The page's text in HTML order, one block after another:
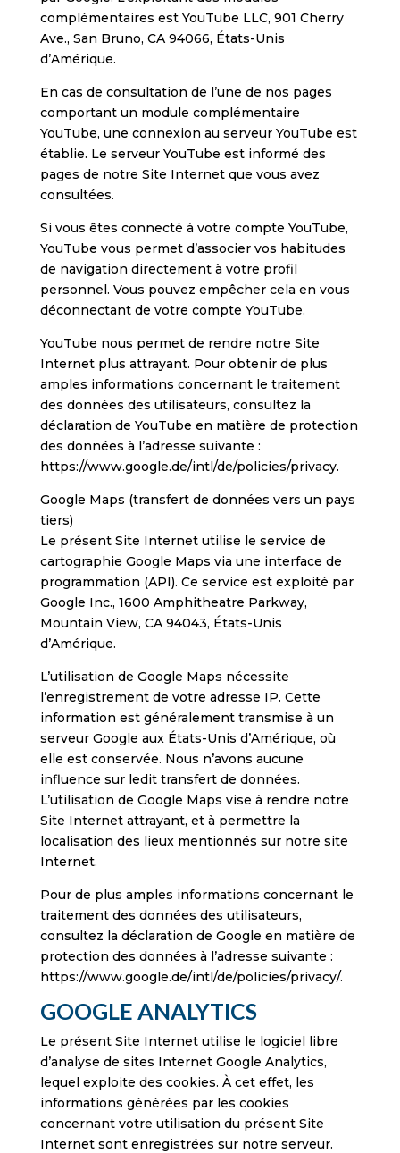
complémentaires est YouTube LLC, 901 Cherry
Ave., San Bruno, CA 94066, États-Unis
d’Amérique.
En cas de consultation de l’une de nos pages
comportant un module complémentaire
YouTube, une connexion au serveur YouTube est
établie. Le serveur YouTube est informé des
pages de notre Site Internet que vous avez
consultées.
Si vous êtes connecté à votre compte YouTube,
YouTube vous permet d’associer vos habitudes
de navigation directement à votre profil
personnel. Vous pouvez empêcher cela en vous
déconnectant de votre compte YouTube.
YouTube nous permet de rendre notre Site
Internet plus attrayant. Pour obtenir de plus
amples informations concernant le traitement
des données des utilisateurs, consultez la
déclaration de YouTube en matière de protection
des données à l’adresse suivante :
https://www.google.de/intl/de/policies/privacy.
Google Maps (transfert de données vers un pays
tiers)
Le présent Site Internet utilise le service de
cartographie Google Maps via une interface de
programmation (API). Ce service est exploité par
Google Inc., 1600 Amphitheatre Parkway,
Mountain View, CA 94043, États-Unis
d’Amérique.
L’utilisation de Google Maps nécessite
l’enregistrement de votre adresse IP. Cette
information est généralement transmise à un
serveur Google aux États-Unis d’Amérique, où
elle est conservée. Nous n’avons aucune
influence sur ledit transfert de données.
L’utilisation de Google Maps vise à rendre notre
Site Internet attrayant, et à permettre la
localisation des lieux mentionnés sur notre site
Internet.
Pour de plus amples informations concernant le
traitement des données des utilisateurs,
consultez la déclaration de Google en matière de
protection des données à l’adresse suivante :
https://www.google.de/intl/de/policies/privacy/.
GOOGLE ANALYTICS
Le présent Site Internet utilise le logiciel libre
d’analyse de sites Internet Google Analytics,
lequel exploite des cookies. À cet effet, les
informations générées par les cookies
concernant votre utilisation du présent Site
Internet sont enregistrées sur notre serveur.